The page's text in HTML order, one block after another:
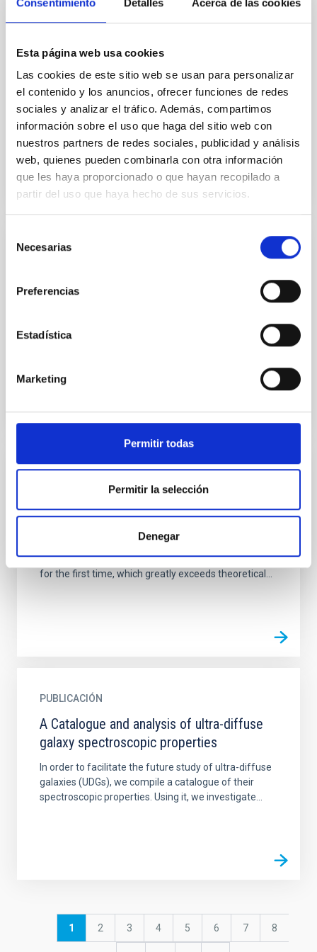
Esta página web usa cookies
Las cookies de este sitio web se usan para personalizar
el contenido y los anuncios, ofrecer funciones de redes
sociales y analizar el tráfico. Además, compartimos
información sobre el uso que haga del sitio web con
nuestros partners de redes sociales, publicidad y análisis
web, quienes pueden combinarla con otra información
que les haya proporcionado o que hayan recopilado a
partir del uso que haya hecho de sus servicios.
Necesarias
Preferencias
Estadística
Marketing
Permitir todas
Permitir la selección
Denegar
A biconical ionised gas outflow and
7172 uncovered by MIRI/JWST
We present observations of the type-2 Seyfert NGC
7172 obtained with the medium-resolution
spectrometer (MRS) of the Mid-Infrared Instrument
(MIRI) on board the...
PUBLICACIÓN
near the snow line of Barnard's star
proper motion (apparent motion across the sky) of all
known stars. At a distance of 1.8 parsecs1, it is the...
Precession in the Galactic Warp
Recent studies of warp kinematics using Gaia DR2
data have produced detections of warp precession
for the first time, which greatly exceeds theoretical...
PUBLICACIÓN
A Catalogue and analysis of ultra-diffuse
galaxy spectroscopic properties
In order to facilitate the future study of ultra-diffuse
galaxies (UDGs), we compile a catalogue of their
spectroscopic properties. Using it, we investigate...
PaginaciónPágina
1 Página
2 Página
3 Página
4 Página
5 Página
6 Página
7 Página
8